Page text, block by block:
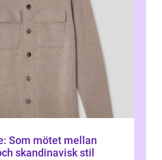
Som mötet mellan
skandinavisk stil